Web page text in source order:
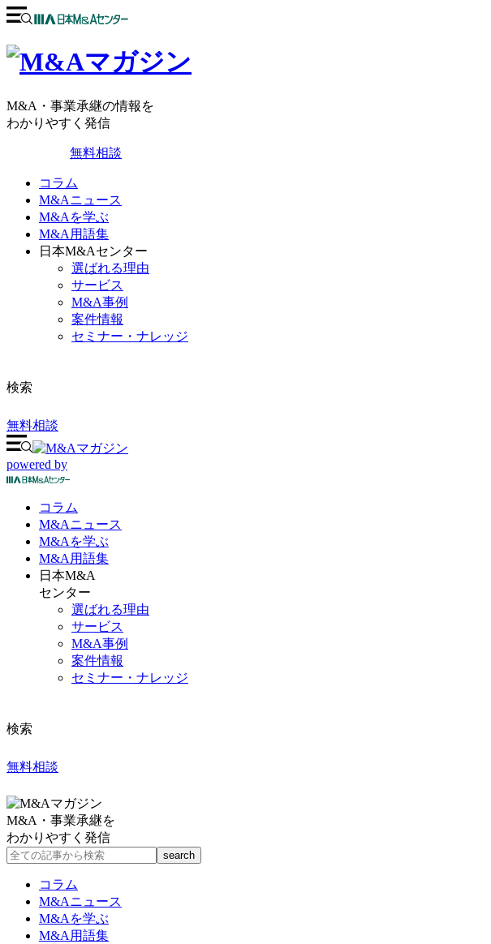
M&A・事業承継の情報を
わかりやすく発信
無料相談
コラム
M&Aニュース
M&Aを学ぶ
M&A用語集
日本M&Aセンター
選ばれる理由
サービス
M&A事例
案件情報
セミナー・ナレッジ
検索
無料相談
powered by
コラム
M&Aニュース
M&Aを学ぶ
M&A 用語集
日本M&A
センター
選ばれる理由
サービス
M&A事例
案件情報
セミナー・ナレッジ
検索
無料相談
M&A・事業承継を
わかりやすく発信
コラム
M&Aニュース
M&Aを学ぶ
M&A用語集